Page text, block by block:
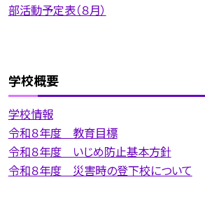
部活動予定表（８月）
学校概要
学校情報
令和８年度 教育目標
令和８年度 いじめ防止基本方針
令和８年度 災害時の登下校について